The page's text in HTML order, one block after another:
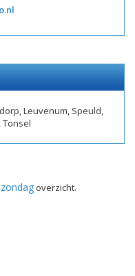
Leuvenum, Speuld,
Tonsel
overzicht.